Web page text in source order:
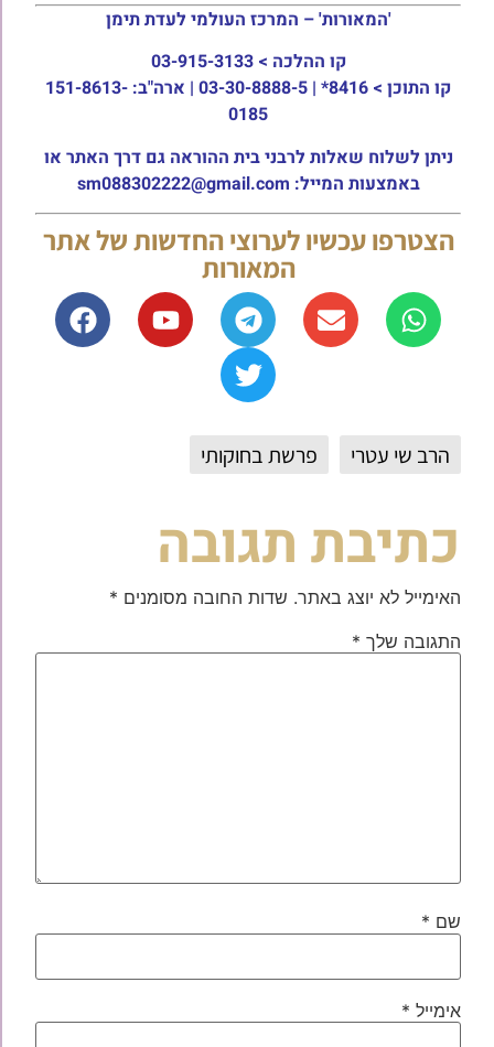
'המאורות' – המרכז העולמי לעדת תימן
קו ההלכה > 03-915-3133
קו התוכן >
8416* | 03-30-8888-5 | ארה"ב: 151-8613-
0185
ניתן לשלוח שאלות לרבני בית ההוראה גם דרך האתר או
באמצעות המייל: sm088302222@gmail.com
הצטרפו עכשיו לערוצי החדשות של אתר
המאורות
הרב שי עטרי פרשת בחוקותי
כתיבת תגובה
האימייל לא יוצג באתר. שדות החובה מסומנים *
התגובה שלך *
שם *
אימייל *